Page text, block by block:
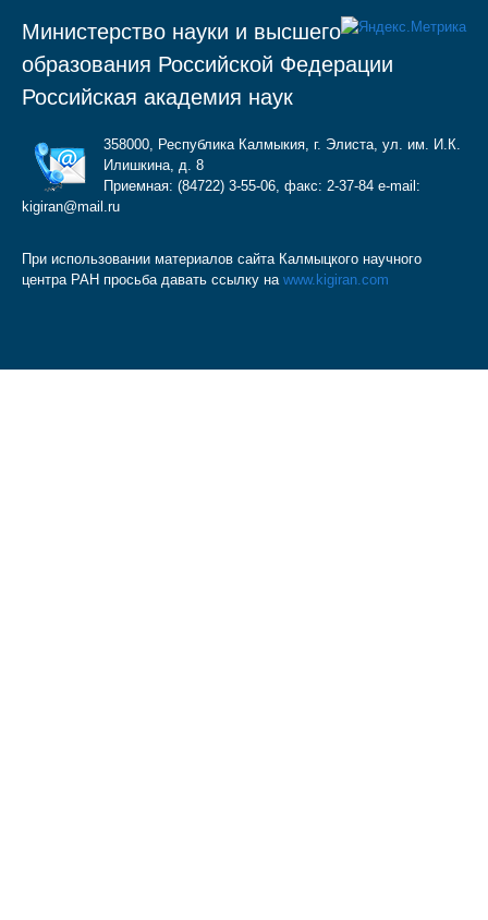
Министерство науки и высшего
образования Российской Федерации
Российская академия наук
358000, Республика Калмыкия, г. Элиста, ул. им. И.К.
Илишкина, д. 8
Приемная: (84722) 3-55-06, факс: 2-37-84 e-mail:
kigiran@mail.ru
При использовании материалов сайта Калмыцкого научного
центра РАН просьба давать ссылку на www.kigiran.com